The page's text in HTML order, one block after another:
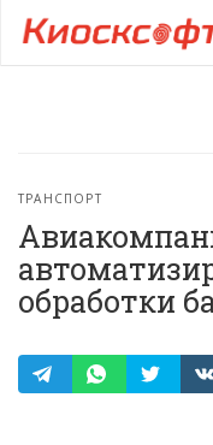
ТРАНСПОРТ
обработки